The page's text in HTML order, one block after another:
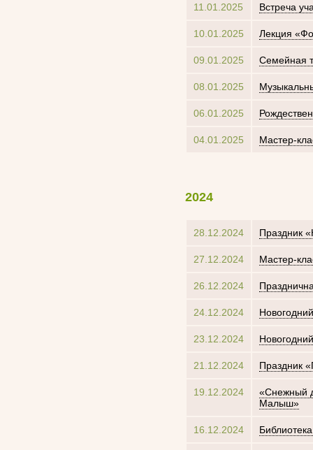
11.01.2025 Встреча
10.01.2025 Лекция
09.01.2025 Семейная
08.01.2025
06.01.2025
04.01.2025 Мастер-
2024
28.12.2024 Праздник
27.12.2024 Мастер-
26.12.2024
24.12.2024
23.12.2024
21.12.2024 Праздник
19.12.2024
«Снежный
Малыш»
16.12.2024